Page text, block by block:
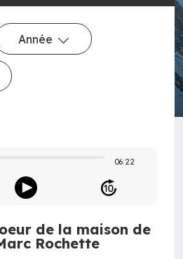
Année
06:22
de la maison de
Rochette